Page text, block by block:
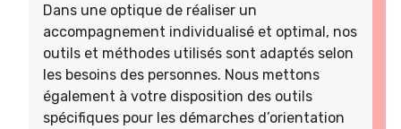
Dans une optique de réaliser un
accompagnement individualisé et optimal, nos
outils et méthodes utilisés sont adaptés selon
les besoins des personnes. Nous mettons
également à votre disposition des outils
spécifiques pour les démarches d’orientation